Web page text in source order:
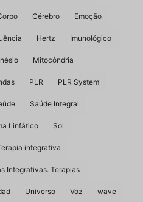
Cérebro Emoção
Hertz Imunológico
Mitocôndria
PLR PLR System
Saúde Integral
Linfático Sol
integrativa
Integrativas. Terapias
Universo Voz wave